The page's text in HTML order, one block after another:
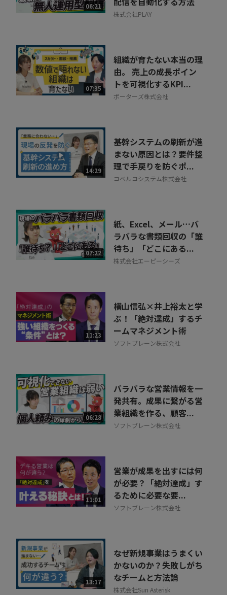
06:21
株式会社PLAY
07:35
組織が育たない本当の理
由。 売上の成長ポイン
トを可視化するKPI...
ポーターズ株式会社
14:29
基幹システムの刷新が進
まない原因とは？要件整
理で手戻りを防ぐポ...
コベルコシステム株式会社
07:22
紙、Excel、メール…バ
ラバラな書類回収の「誰
待ち」「どこにある...
株式会社エーピーシーズ
11:23
横山信弘×井上裕太と学
ぶ！「絶対達成」するチ
ームマネジメント術
ソフトブレーン株式会社
06:28
バラバラな営業情報を一
発共有。成果に繋がる営
業組織を作る、顧客...
ソフトブレーン株式会社
11:01
営業が成果を出すには何
が必要？「絶対達成」す
るために必要な要...
ソフトブレーン株式会社
13:17
なぜ新規事業はうまくい
かないのか？失敗しがち
なチームと方法論
株式会社Sun Asterisk